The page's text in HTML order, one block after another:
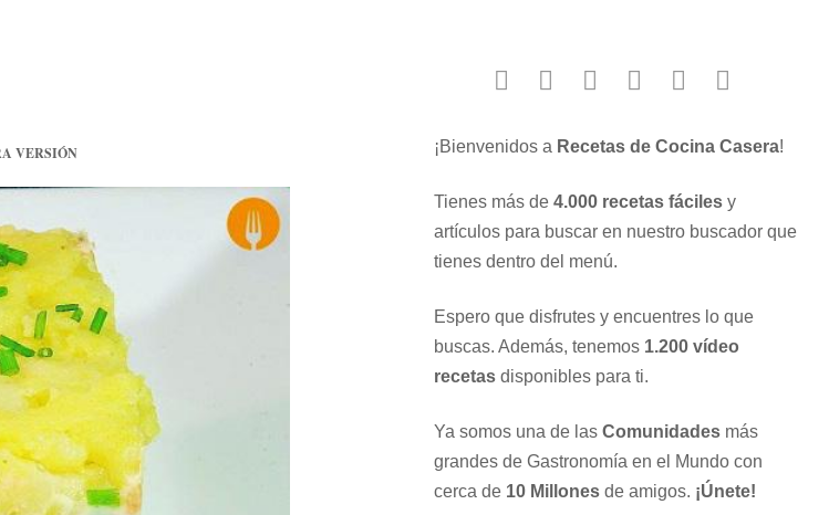
VERSIÓN ¡Bienvenidos a Recetas de Cocina Casera!
Tienes más de 4.000 recetas fácilesy
artículos para buscar en nuestro buscador que
tienes dentro del menú.
Espero que disfrutes y encuentres lo que
buscas. Además, tenemos 1.200 vídeo
recetasdisponibles para ti.
Ya somos una de las Comunidadesmás
grandes de Gastronomía en el Mundo con
cerca de 10 Millonesde amigos. ¡Únete!